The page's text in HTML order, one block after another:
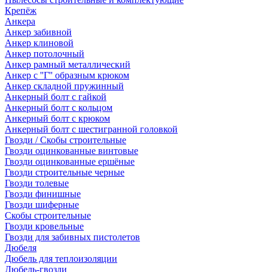
Крепёж
Анкера
Анкер забивной
Анкер клиновой
Анкер потолочный
Анкер рамный металлический
Анкер с ''Г'' образным крюком
Анкер складной пружинный
Анкерный болт с гайкой
Анкерный болт с кольцом
Анкерный болт с крюком
Анкерный болт с шестигранной головкой
Гвозди / Скобы строительные
Гвозди оцинкованные винтовые
Гвозди оцинкованные ершёные
Гвозди строительные черные
Гвозди толевые
Гвозди финишные
Гвозди шиферные
Скобы строительные
Гвозди кровельные
Гвозди для забивных пистолетов
Дюбеля
Дюбель для теплоизоляции
Дюбель-гвозди